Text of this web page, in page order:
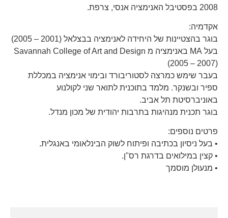
2008 בפסטיבל האנימציה אנסי, צרפת.
אקדמיה:
בוגר בהצטיינות של היחידה לאנימציה בבצלאל (2001 – 2005)
בעל MA באנימציה מ Savannah College of Art and Design
(2005 – 2007)
בעבר שימש כמרצה לסטוריבורד ובימוי אנימציה במכללת
ספיר ובשנקר. מלמד בתוכנית לתואר שני לקולנוע
באוניברסיטת תל אביב.
בוגר תכנית מנהיגות בתרבות יהודית של מכון מנדל.
פרטים נוספים:
• בעל ניסיון בכתיבה ופיתוח לשוק הבינלאומי באנגלית.
• קצין במילואים בדרגת רס"ן.
• מנעולן מוסמך